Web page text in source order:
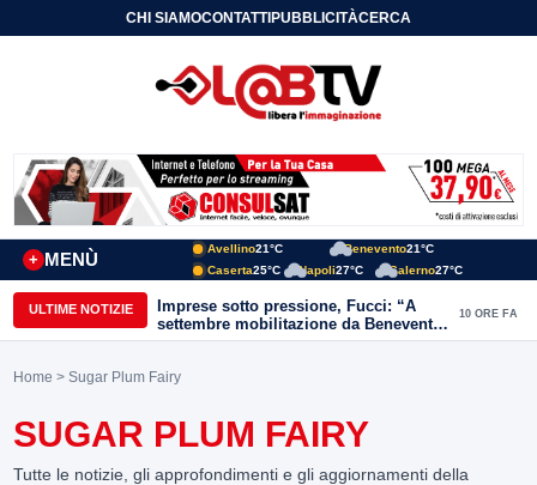
CHI SIAMOCONTATTIPUBBLICITÀCERCA
MENÙ
+
Avellino21°C Benevento21°C
Caserta25°C Napoli27°C Salerno27°C
ULTIME NOTIZIE
Imprese sotto pressione, Fucci: “A
settembre mobilitazione da Benevento
e Avellino”
10 ORE FA
Home > Sugar Plum Fairy
SUGAR PLUM FAIRY
Tutte le notizie, gli approfondimenti e gli aggiornamenti della